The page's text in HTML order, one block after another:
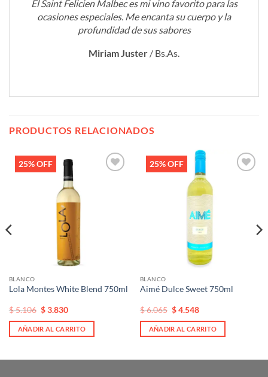
El Saint Felicien Malbec es mi vino favorito para las
ocasiones especiales. Me encanta su cuerpo y la
profundidad de sus sabores
Miriam Juster / Bs.As.
PRODUCTOS RELACIONADOS
25% OFF
BLANCO
Lola Montes White Blend 750ml
El
precio
original
era:
$5.106 El
actual
es:
$3.830
AÑADIR AL CARRITO
25% OFF
BLANCO
Aimé Dulce Sweet 750ml
El
precio
original
era:
$6.065 El
actual
es:
$4.548
AÑADIR AL CARRITO